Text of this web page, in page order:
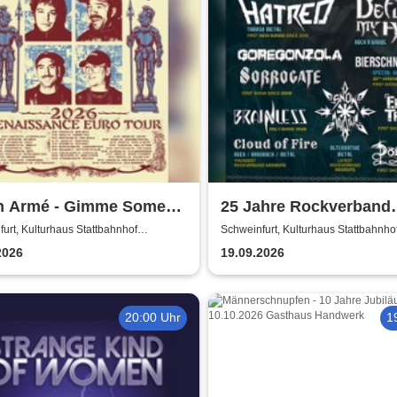
Armé - Gimme Some
presents
Kulturhaus Stattbahnhof
25 Jahre Rockverband
Schweinfurt e.V.
Schweinfurt, Kulturhaus
19.09.2026
20:00 Uhr